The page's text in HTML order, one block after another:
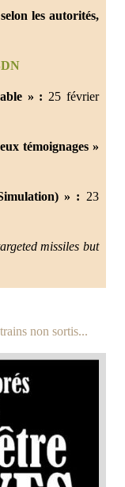
les autorités,
» : 25 février
témoignages »
» : 23
missiles but
non sortis...